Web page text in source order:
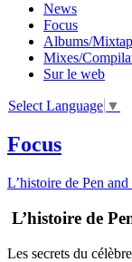
News
Focus
Albums/
Mixes/
Sur le web
Select Language ▼
Focus
L’histoire de Pen
L’histoire de
Les secrets du